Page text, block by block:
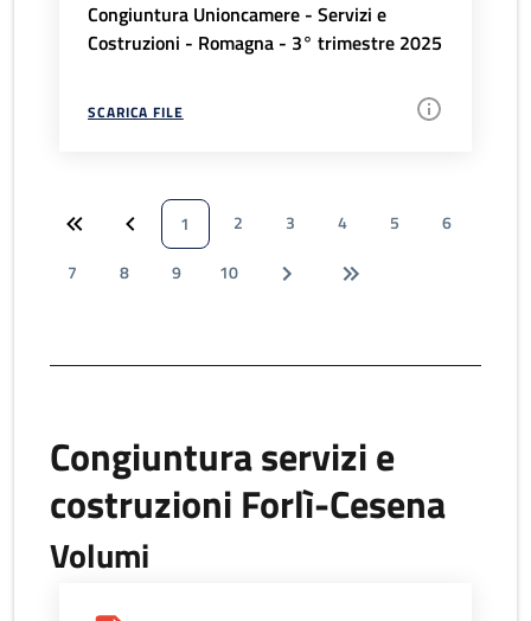
Congiuntura Unioncamere - Servizi e
Costruzioni - Romagna - 3° trimestre 2025
SCARICA FILE
1 2 3 4 5
6
7
8 9 10
Congiuntura servizi e
costruzioni Forlì-Cesena
Volumi